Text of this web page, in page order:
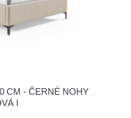
CM - ČERNÉ NOHY
I